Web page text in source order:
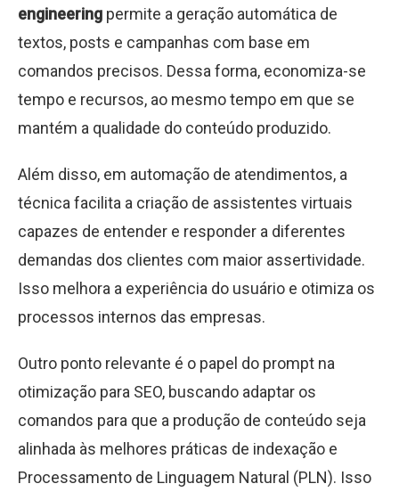
engineering permite a geração automática de
textos, posts e campanhas com base em
comandos precisos. Dessa forma, economiza-se
tempo e recursos, ao mesmo tempo em que se
mantém a qualidade do conteúdo produzido.
Além disso, em automação de atendimentos, a
técnica facilita a criação de assistentes virtuais
capazes de entender e responder a diferentes
demandas dos clientes com maior assertividade.
Isso melhora a experiência do usuário e otimiza os
processos internos das empresas.
Outro ponto relevante é o papel do prompt na
otimização para SEO, buscando adaptar os
comandos para que a produção de conteúdo seja
alinhada às melhores práticas de indexação e
Processamento de Linguagem Natural (PLN). Isso